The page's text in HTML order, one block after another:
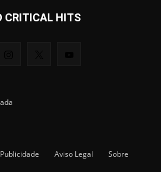
CRITICAL HITS
Publicidade Aviso Legal
Sobre